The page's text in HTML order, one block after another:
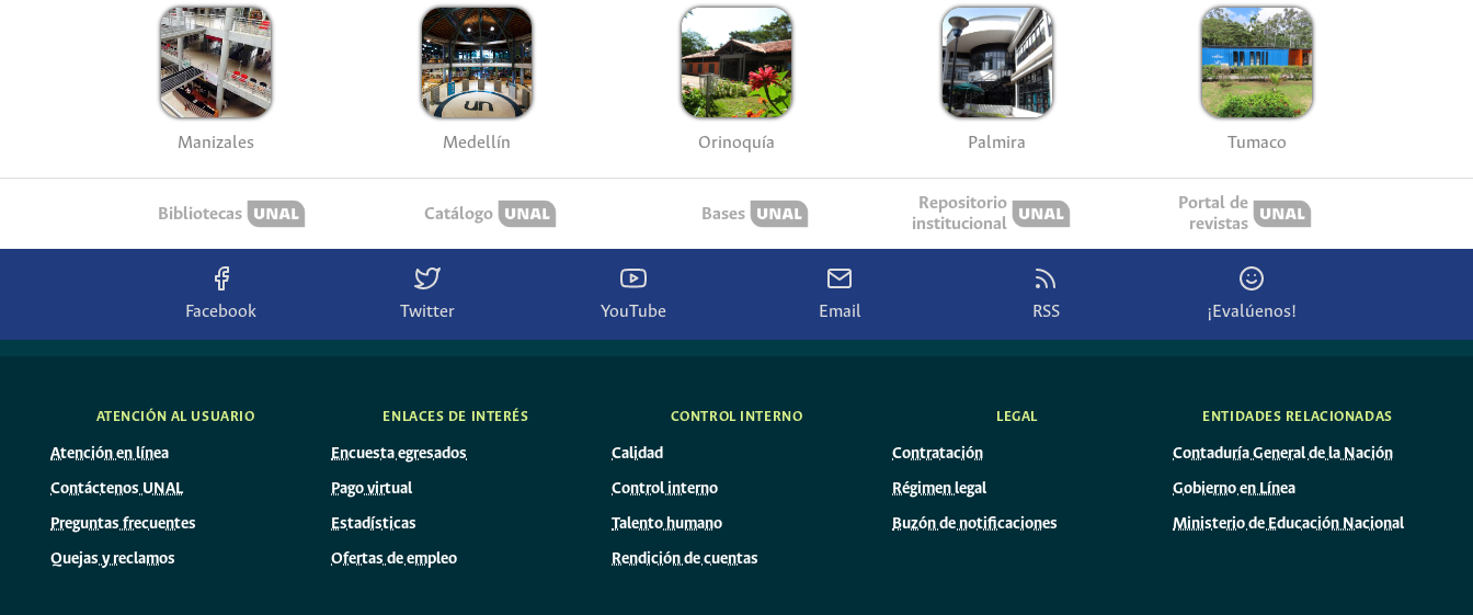
Manizales Medellín Orinoquía Palmira Tumaco
Bibliotecas Catálogo Bases
Repositorio
institucional
Portal de
revistas
Facebook Twitter YouTube Email RSS ¡Evalúenos!
ATENCIÓN AL USUARIO
Atención en línea
Contáctenos UNAL
Preguntas frecuentes
Quejas y reclamos
ENLACES DE INTERÉS
Encuesta egresados
Pago virtual
Estadísticas
Ofertas de empleo
CONTROL INTERNO
Calidad
Control interno
Talento humano
Rendición de cuentas
LEGAL
Contratación
Régimen legal
Buzón de notificaciones
ENTIDADES RELACIONADAS
Contaduría General de la Nación
Gobierno en Línea
Ministerio de Educación Nacional